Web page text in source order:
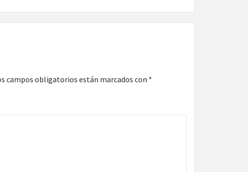
campos obligatorios están marcados con *